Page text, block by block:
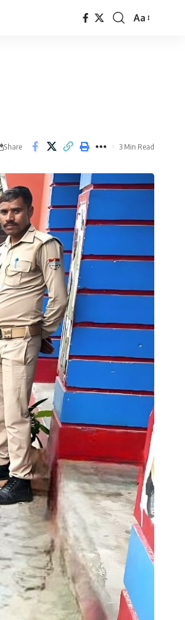
Font
Aa
Share 3 Min Read